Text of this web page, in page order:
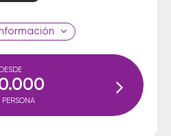
DESDE
PERSONA